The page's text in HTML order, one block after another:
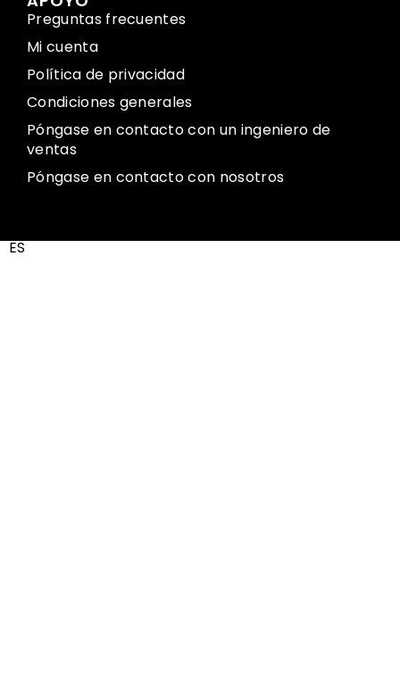
Preguntas frecuentes
Mi cuenta
Política de privacidad
Condiciones generales
Póngase en contacto con un ingeniero de
ventas
Póngase en contacto con nosotros
ES